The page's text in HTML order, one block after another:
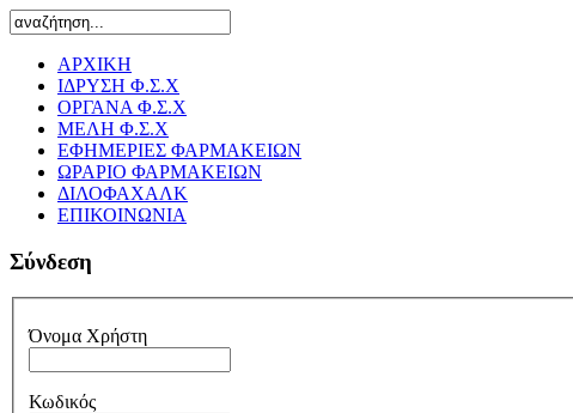
ΑΡΧΙΚΗ
ΙΔΡΥΣΗ Φ.Σ.Χ
ΟΡΓΑΝΑ Φ.Σ.Χ
ΜΕΛΗ Φ.Σ.Χ
ΕΦΗΜΕΡΙΕΣ ΦΑΡΜΑΚΕΙΩΝ
ΩΡΑΡΙΟ ΦΑΡΜΑΚΕΙΩΝ
ΔΙΛΟΦΑΧΑΛΚ
ΕΠΙΚΟΙΝΩΝΙΑ
Σύνδεση
Όνομα Χρήστη
Κωδικός